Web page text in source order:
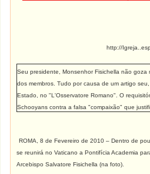
http://
Seu presidente, Monsenhor Fisichella não goza
dos membros. Tudo por causa de um artigo
Estado, no "L'Osservatore Romano". O
Schooyans contra a falsa "compaixão" que
ROMA, 8 de Fevereiro de 2010 – Dentro de
se reunirá no Vaticano a Pontifícia Academia
Arcebispo Salvatore Fisichella (na foto).